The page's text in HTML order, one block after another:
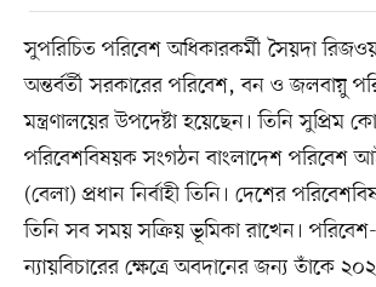
সুপরিচিত পরিবেশ অধিকারকর্মী সৈয়দা
অন্তর্বর্তী সরকারের পরিবেশ, বন ও জলবায়ু
মন্ত্রণালয়ের উপদেষ্টা হয়েছেন। তিনি সুপ্রিম
পরিবেশবিষয়ক সংগঠন বাংলাদেশ পরিবেশ
(বেলা) প্রধান নির্বাহী তিনি। দেশের
তিনি সব সময় সক্রিয় ভূমিকা রাখেন। পরিবেশ-
ন্যায়বিচারের ক্ষেত্রে অবদানের জন্য তাঁকে